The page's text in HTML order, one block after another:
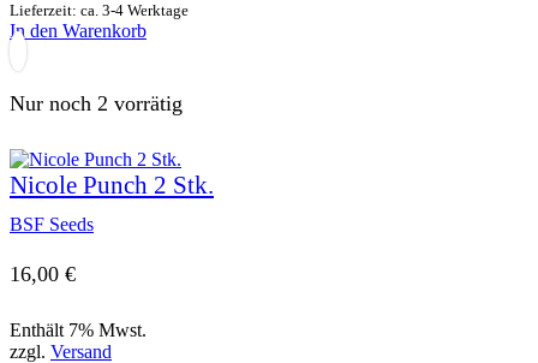
Lieferzeit: ca. 3-4 Werktage
In den Warenkorb
Nur noch 2 vorrätig
Nicole Punch 2 Stk.
BSF Seeds
16,00 €
Enthält 7% Mwst.
zzgl. Versand